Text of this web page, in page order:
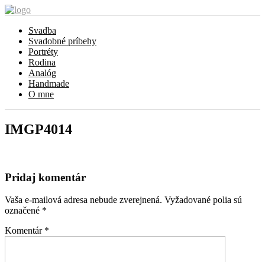
Svadba
Svadobné príbehy
Portréty
Rodina
Analóg
Handmade
O mne
IMGP4014
Pridaj komentár
Vaša e-mailová adresa nebude zverejnená. Vyžadované polia sú
označené *
Komentár *